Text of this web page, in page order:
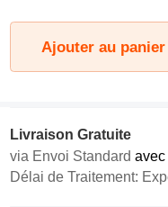
Ajouter au panier
Livraison Gratuite
via Envoi Standard
Délai de Traitement: